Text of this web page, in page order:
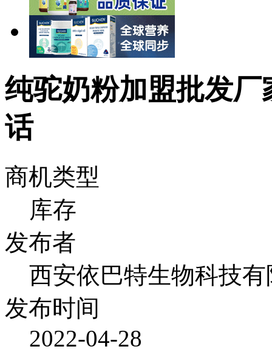
纯驼奶粉加盟批发
话
商机类型
库存
发布者
西安依巴特生物科技
发布时间
2022-04-28